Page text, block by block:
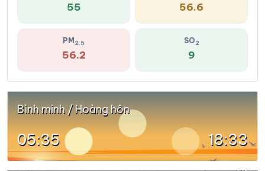
55 56.6
PM 2.5
56.2
SO2
9
Bình minh / Hoàng hôn
05:35 18:33